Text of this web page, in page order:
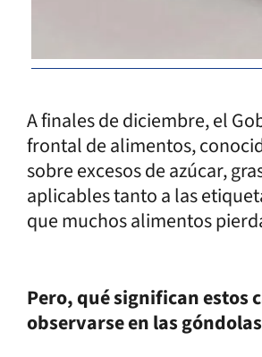
A finales de diciembre, el
frontal de alimentos,
sobre excesos de azúcar,
aplicables tanto a las
que muchos alimentos
Pero, qué significan estos
observarse en las góndolas